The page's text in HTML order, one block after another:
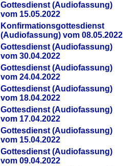
Gottesdienst (Audiofassung)
vom 15.05.2022
Konfirmationsgottesdienst
(Audiofassung) vom 08.05.2022
Gottesdienst (Audiofassung)
vom 30.04.2022
Gottesdienst (Audiofassung)
vom 24.04.2022
Gottesdienst (Audiofassung)
vom 18.04.2022
Gottesdienst (Audiofassung)
vom 17.04.2022
Gottesdienst (Audiofassung)
vom 15.04.2022
Gottesdienst (Audiofassung)
vom 09.04.2022